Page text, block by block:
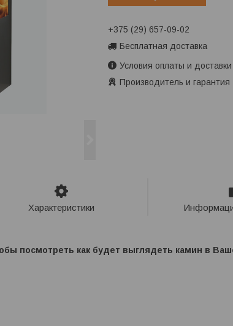
+375 (29) 657-09-02
Бесплатная доставка
Условия оплаты и доставки
Производитель и гарантия
Характеристики
посмотреть как будет выглядеть камин в